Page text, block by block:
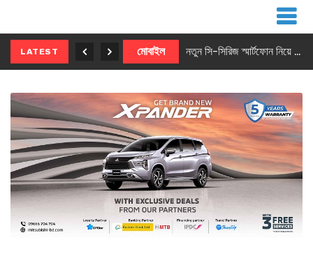
LATEST মোবাইল নতুন সি-সিরিজ স্মার্টফোন নিয়ে আসছে রিয়েলমি